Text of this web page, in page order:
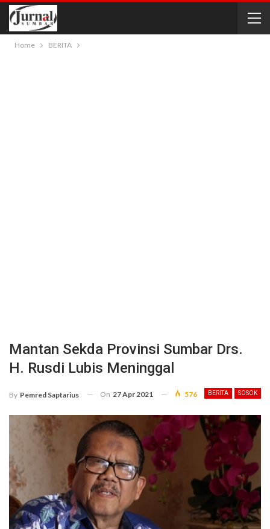
Home BERITA
Mantan Sekda Provinsi Sumbar Drs.
H. Rusdi Lubis Meninggal
BERITA SOSOK
By Pemred Saptarius On 27 Apr 2021 576